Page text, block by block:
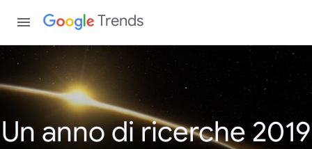
Trends
Un anno di ricerche 2019